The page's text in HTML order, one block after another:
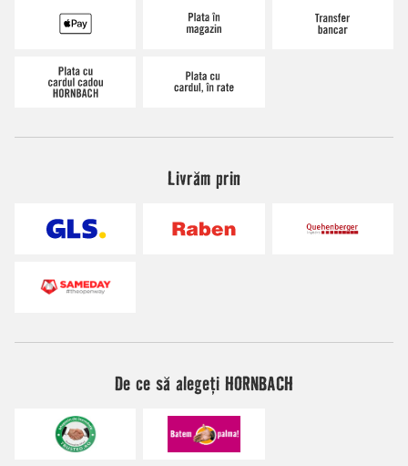
Livrăm prin
De ce să alegeți HORNBACH